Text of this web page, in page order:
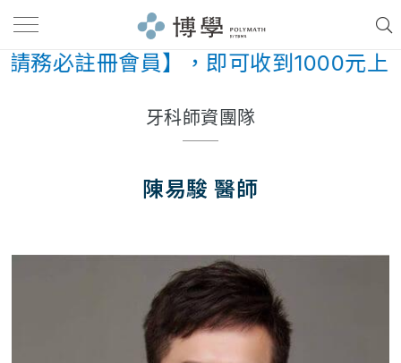
務必註冊會員】，即可收到1000元上
牙科師資團隊
陳易駿 醫師